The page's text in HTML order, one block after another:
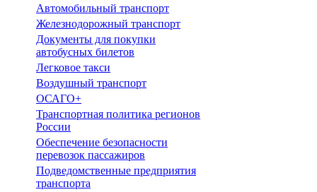
Автомобильный транспорт
Железнодорожный транспорт
Документы для покупки
автобусных билетов
Легковое такси
Воздушный транспорт
ОСАГО+
Транспортная политика регионов
России
Обеспечение безопасности
перевозок пассажиров
Подведомственные предприятия
транспорта